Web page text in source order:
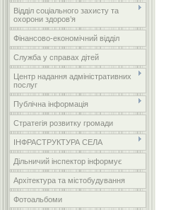
Відділ соціального захисту та
охорони здоров’я
Фінансово-економічний відділ
Служба у справах дітей
Центр надання адміністративних
послуг
Публічна інформація
Стратегія розвитку громади
ІНФРАСТРУКТУРА СЕЛА
Дільничий інспектор інформує
Архітектура та містобудування
Фотоальбоми